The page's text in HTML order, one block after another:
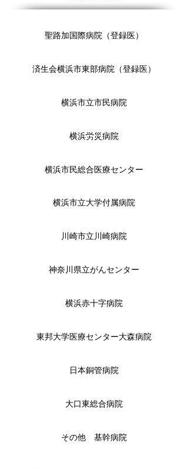
聖路加国際病院（登録医）
済生会横浜市東部病院（登録医）
横浜市立市民病院
横浜労災病院
横浜市民総合医療センター
横浜市立大学付属病院
川崎市立川崎病院
神奈川県立がんセンター
横浜赤十字病院
東邦大学医療センター大森病院
日本銅管病院
大口東総合病院
その他 基幹病院